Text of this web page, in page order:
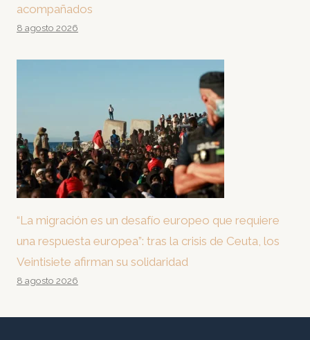
acompañados
8 agosto 2026
“La migración es un desafío europeo que requiere
una respuesta europea”: tras la crisis de Ceuta, los
Veintisiete afirman su solidaridad
8 agosto 2026